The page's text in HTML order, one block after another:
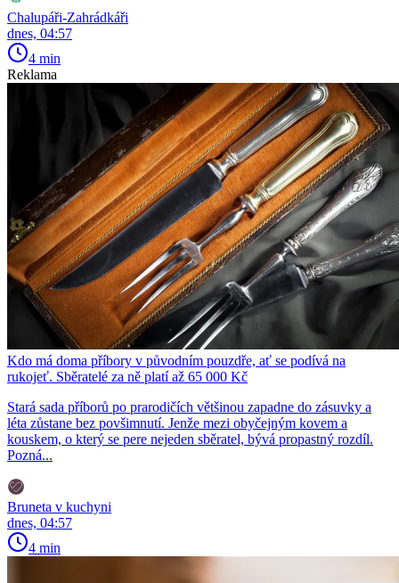
Chalupáři-Zahrádkáři
dnes, 04:57
4 min
Reklama
Kdo má doma příbory v původním pouzdře, ať se podívá na
rukojeť. Sběratelé za ně platí až 65 000 Kč
Stará sada příborů po prarodičích většinou zapadne do zásuvky a
léta zůstane bez povšimnutí. Jenže mezi obyčejným kovem a
kouskem, o který se pere nejeden sběratel, bývá propastný rozdíl.
Pozná...
Bruneta v kuchyni
dnes, 04:57
4 min